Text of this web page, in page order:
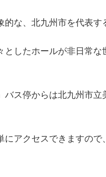
な、北九州市を代表す
したホールが非日常
ス停からは北九州市
アクセスできますの